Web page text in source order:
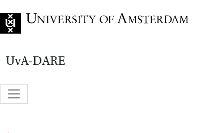
UvA-DARE